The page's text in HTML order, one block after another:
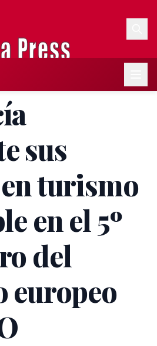
sus
turismo
en el 5º
del
europeo